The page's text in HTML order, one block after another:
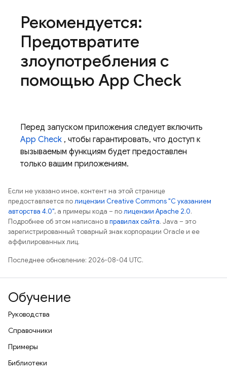
Рекомендуется:
Предотвратите
злоупотребления с
помощью App Check
Перед запуском приложения следует включить
App Check , чтобы гарантировать, что доступ к
вызываемым функциям будет предоставлен
только вашим приложениям.
Если не указано иное, контент на этой странице
предоставляется полицензии Creative Commons "С указанием
авторства 4.0", а примеры кода – полицензии Apache 2.0.
Подробнее об этом написано вправилах сайта. Java – это
зарегистрированный товарный знак корпорации Oracle и ее
аффилированных лиц.
Последнее обновление: 2026-08-04 UTC.
Обучение
Руководства
Справочники
Примеры
Библиотеки